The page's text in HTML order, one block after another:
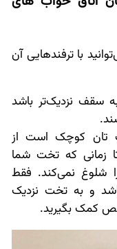
با ترفندهایی آن
سقف نزدیک‌تر باشد
تان کوچک است از
زمانی که تخت شما
شلوغ نمی‌کند. فقط
و به تخت نزدیک
کمک بگیرید.